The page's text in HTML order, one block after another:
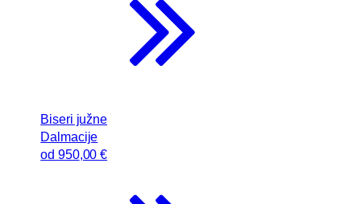
Biseri južne
Dalmacije
od 950,00 €